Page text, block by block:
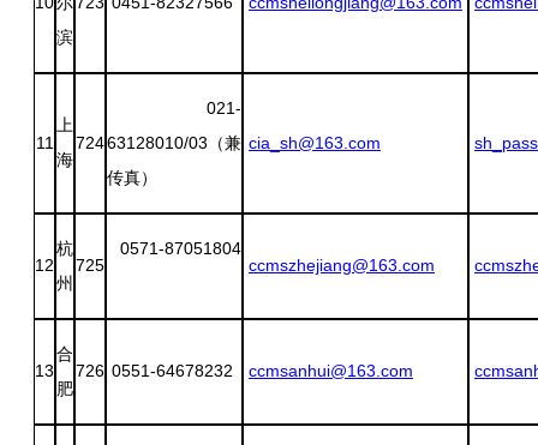
滨
11
上
海
724
021-
63128010/03（兼
传真）
cia_sh@163.com
12
杭
州
725
0571-87051804
ccmszhejiang@163.com
13
合
肥
726 0551-64678232 ccmsanhui@163.com